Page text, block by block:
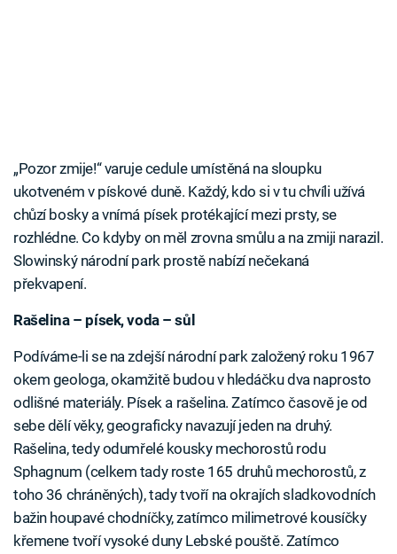
„Pozor zmije!“ varuje cedule umístěná na sloupku
ukotveném v pískové duně. Každý, kdo si v tu chvíli užívá
chůzí bosky a vnímá písek protékající mezi prsty, se
rozhlédne. Co kdyby on měl zrovna smůlu a na zmiji narazil.
Slowinský národní park prostě nabízí nečekaná
překvapení.
Rašelina – písek, voda – sůl
Podíváme-li se na zdejší národní park založený roku 1967
okem geologa, okamžitě budou v hledáčku dva naprosto
odlišné materiály. Písek a rašelina. Zatímco časově je od
sebe dělí věky, geograficky navazují jeden na druhý.
Rašelina, tedy odumřelé kousky mechorostů rodu
Sphagnum (celkem tady roste 165 druhů mechorostů, z
toho 36 chráněných), tady tvoří na okrajích sladkovodních
bažin houpavé chodníčky, zatímco milimetrové kousíčky
křemene tvoří vysoké duny Lebské pouště. Zatímco